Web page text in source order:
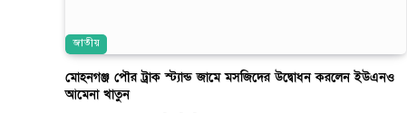
জাতীয়
মোহনগঞ্জ পৌর ট্রাক স্ট্যান্ড জামে মসজিদের উদ্বোধন করলেন ইউএনও
আমেনা খাতুন